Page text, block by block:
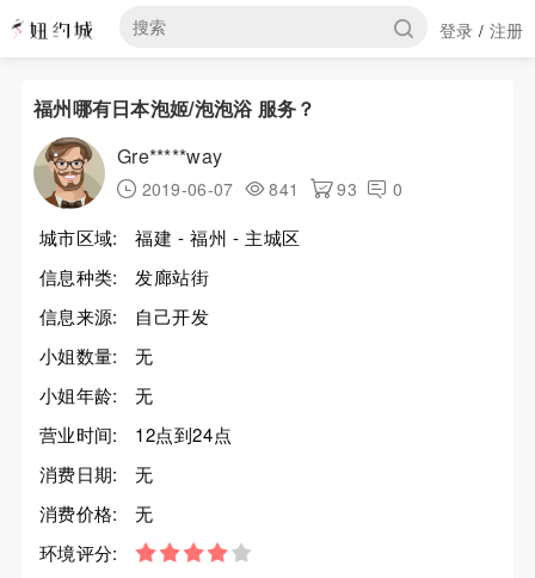
登录 / 注册
福州哪有日本泡姬/泡泡浴 服务？
Gre*****way
2019-06-07 841 93 0
城市区域:
福建 - 福州 - 主城区
信息种类:
发廊站街
信息来源:
自己开发
小姐数量:
无
小姐年龄:
无
营业时间:
12点到24点
消费日期:
无
消费价格:
无
环境评分: